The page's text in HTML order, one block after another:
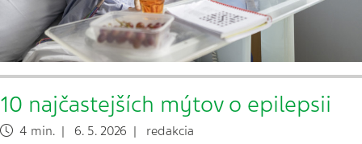
10 najčastejších mýtov o epilepsii
4 min. | 6. 5. 2026 | redakcia